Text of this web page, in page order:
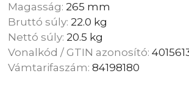
Magasság: 265 mm
Bruttó súly: 22.0 kg
Nettó súly: 20.5 kg
Vonalkód / GTIN azonosító:
Vámtarifaszám:84198180